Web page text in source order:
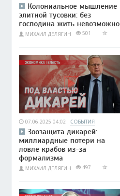
Колониальное мышление
элитной тусовки: без
господина жить невозможно
МИХАИЛ ДЕЛЯГИН 501
07.06.2025 04:02 СОБЫТИЯ
Зоозащита дикарей:
миллиардные потери на
ловле крабов из-за
формализма
МИХАИЛ ДЕЛЯГИН 497